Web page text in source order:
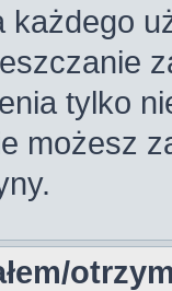
tylko
możesz